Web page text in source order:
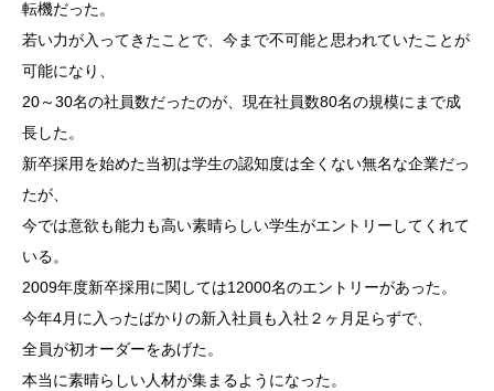
転機だった。
若い力が入ってきたことで、今まで不可能と思われていたことが
可能になり、
20～30名の社員数だったのが、現在社員数80名の規模にまで成
長した。
新卒採用を始めた当初は学生の認知度は全くない無名な企業だっ
たが、
今では意欲も能力も高い素晴らしい学生がエントリーしてくれて
いる。
2009年度新卒採用に関しては12000名のエントリーがあった。
今年4月に入ったばかりの新入社員も入社２ヶ月足らずで、
全員が初オーダーをあげた。
本当に素晴らしい人材が集まるようになった。